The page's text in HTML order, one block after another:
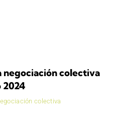
negociación colectiva
2024
colectiva